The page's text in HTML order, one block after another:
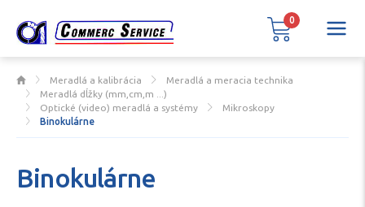
Meradlá a kalibrácia
Meradlá a meracia technika
Meradlá dĺžky (mm,cm,m ...)
Optické (video) meradlá a systémy
Mikroskopy
Binokulárne
Binokulárne
0